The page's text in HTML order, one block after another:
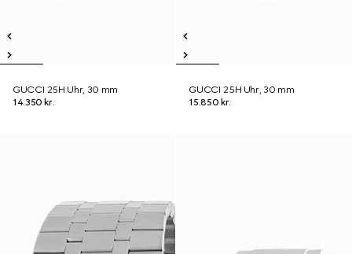
GUCCI 25H Uhr, 30 mm
14.350 kr.
GUCCI 25H Uhr, 30 mm
15.850 kr.